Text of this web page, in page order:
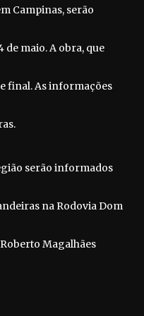
Campinas, serão
maio. A obra, que
final. As informações
serão informados
na Rodovia Dom
Magalhães